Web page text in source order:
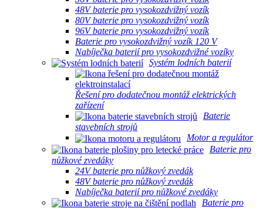
48V baterie pro vysokozdvižný vozík
80V baterie pro vysokozdvižný vozík
96V baterie pro vysokozdvižný vozík
Baterie pro vysokozdvižný vozík 120 V
Nabíječka baterií pro vysokozdvižné vozíky
Systém lodních baterií
Řešení pro dodatečnou montáž elektrických
zařízení
Baterie
stavebních strojů
Motor a regulátor
Baterie pro
nůžkové zvedáky
24V baterie pro nůžkový zvedák
48V baterie pro nůžkový zvedák
Nabíječka baterií pro nůžkové zvedáky
Baterie pro